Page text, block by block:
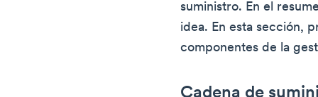
suministro. En el
idea. En esta sección,
componentes de la
Cadena de